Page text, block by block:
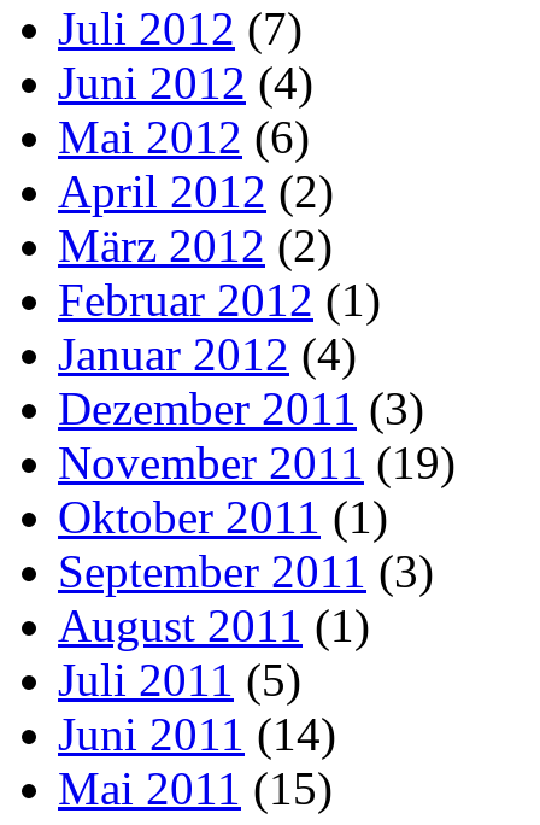
Juli 2012 (7)
Juni 2012 (4)
Mai 2012 (6)
April 2012 (2)
März 2012 (2)
Februar 2012 (1)
Januar 2012 (4)
Dezember 2011 (3)
November 2011 (19)
Oktober 2011 (1)
September 2011 (3)
August 2011 (1)
Juli 2011 (5)
Juni 2011 (14)
Mai 2011 (15)